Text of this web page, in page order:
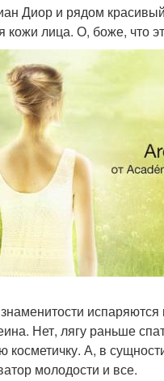
Диор и рядом
лица. О, боже, что
Нет, лягу раньше
А, в
молодости и все.